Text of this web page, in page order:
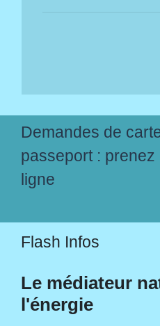
Demandes de
passeport :
ligne
Flash Infos
Le médiateur
l'énergie